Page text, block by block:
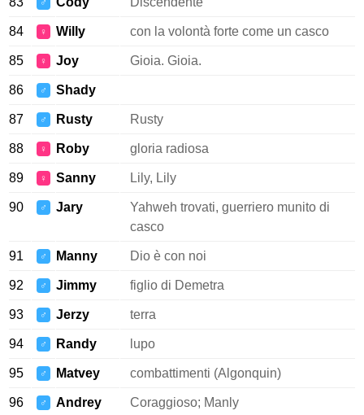
♂
84 ♀ Willy con la volontà forte come un casco
85 ♀ Joy Gioia. Gioia.
86 ♂ Shady
87 ♂ Rusty Rusty
88 ♀ Roby gloria radiosa
89 ♀ Sanny Lily, Lily
90 ♂ Jary
Yahweh trovati, guerriero munito di
casco
91 ♂ Manny Dio è con noi
92 ♂ Jimmy figlio di Demetra
93 ♂ Jerzy terra
94 ♂ Randy lupo
95 ♂ Matvey combattimenti (Algonquin)
96 ♂ Andrey Coraggioso; Manly